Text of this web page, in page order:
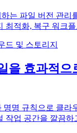
는 파일 버전 관리
최적화, 복구 워크
드 및 스토리지
을 효과적으
명명 규칙으로 클라
작업 공간을 깔끔하